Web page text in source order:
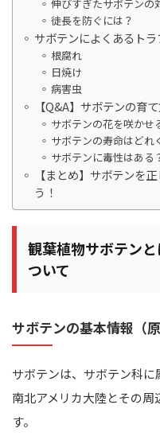
伸びすぎたサボテンの
徒長を防ぐには？
サボテンによくあるト
根腐れ
日焼け
病害虫
【Q&A】サボテンの育
サボテンの花を咲かせ
サボテンの寿命はどれ
サボテンに毒性はある
【まとめ】サボテンを
う！
観葉植物サボテン
ついて
サボテンの基本情報（
サボテンは、サボテン科に
南北アメリカ大陸とその
す。